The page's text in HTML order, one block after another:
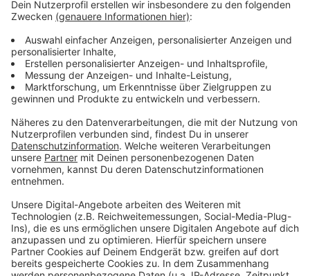
Wir benötigen Ihre
Zustimmung, um den YouTube
Video-Service zu laden!
Wir verwenden einen Service eines
Drittanbieters, um Videoinhalte
einzubetten. Dieser Service kann
sammeln. Bitte lesen Sie die
Details durch und stimmen Sie der
Nutzung des Service zu, um dieses
Mehr Informationen
Akzeptieren
powered byUsercentrics Consent
Freya Ridings - Love Is Fire (Official Video)
Anzeige